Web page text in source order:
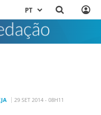
PT
29 SET 2014 - 08H11